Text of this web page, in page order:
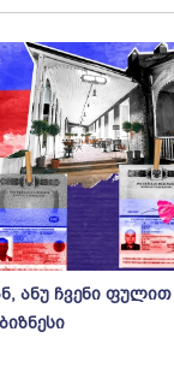
ანუ ჩვენი ფულით